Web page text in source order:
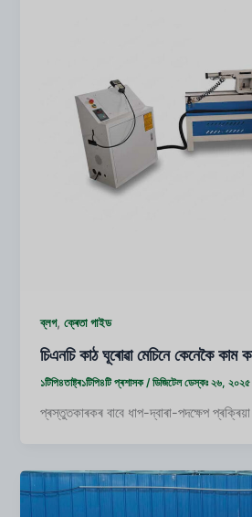
ব্লগ,ক্ৰেতা গাইড
চিএনচি কাঠ ঘূৰোৱা মেচিনে কেনেকৈ কাম
১টিপি৪তাষ্ট্ৰ১টিপি৪টি প্ৰশাসক/ডিজিটেল ডেস্কঃ ২৬, ২০২৫
প্ৰস্তুতকাৰকৰ বাবে ধাপ-দ্বাৰা-পদক্ষেপ